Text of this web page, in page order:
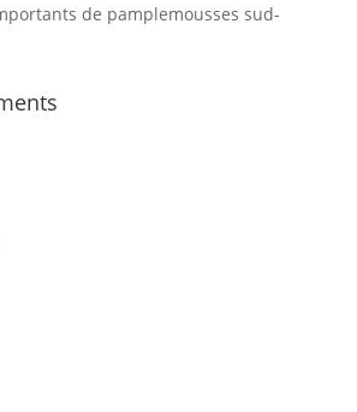
de pamplemousses sud-